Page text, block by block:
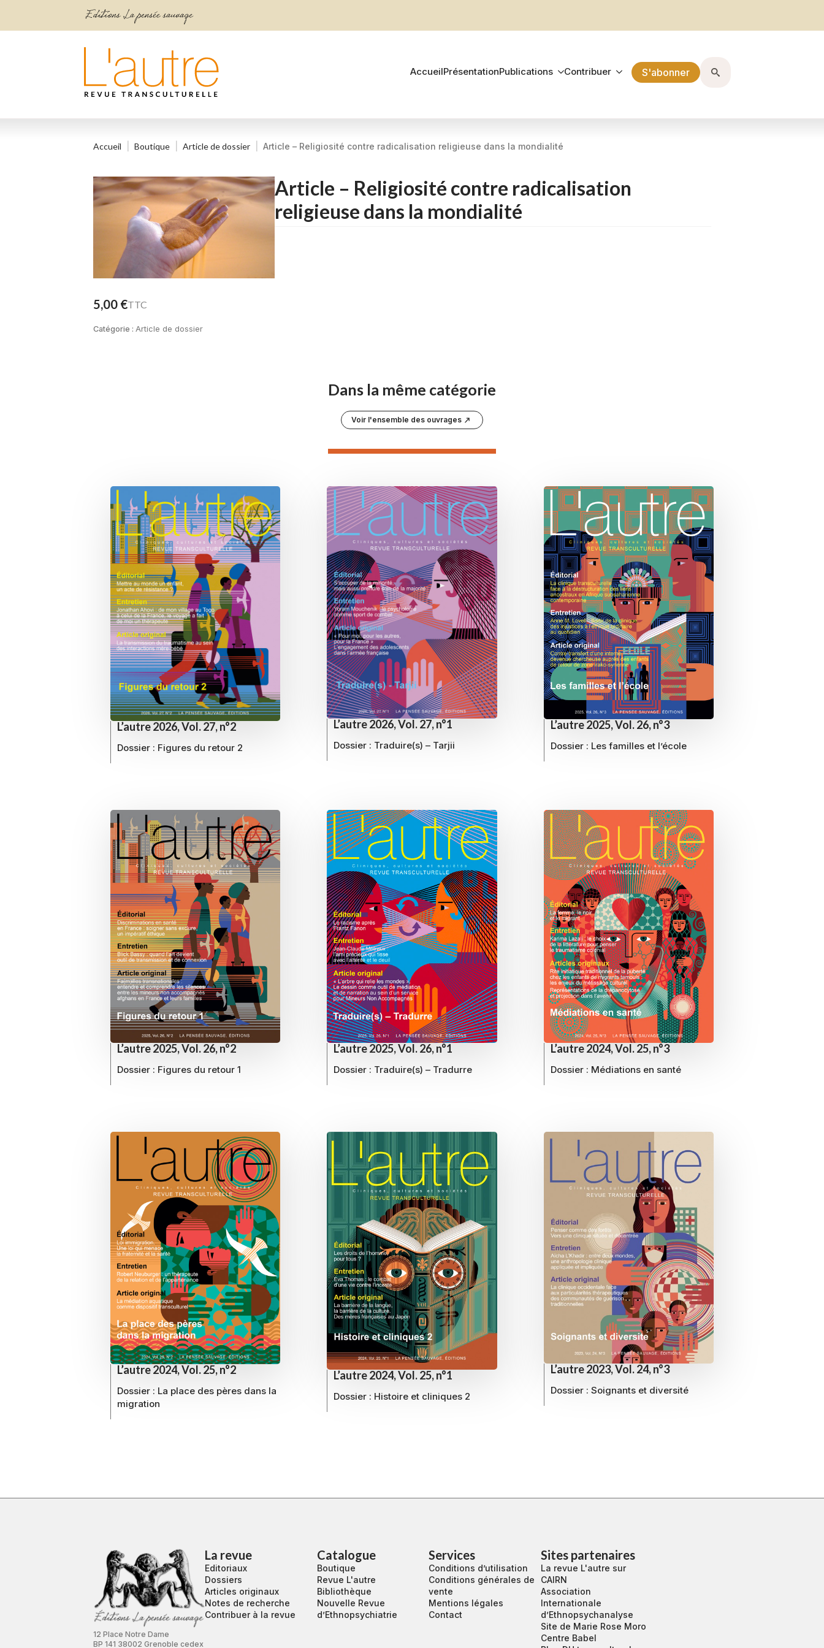
AccueilPrésentationPublications Contribuer S'abonner
Accueil Boutique Article de dossier Article – Religiosité contre radicalisation religieuse dans la mondialité
5,00 €TTC
Catégorie : Article de dossier
Article – Religiosité contre radicalisation
religieuse dans la mondialité
Dans la même catégorie
Voir l'ensemble des ouvrages
L’autre 2026, Vol. 27, n°2
Dossier : Figures du retour 2
L’autre 2026, Vol. 27, n°1
Dossier : Traduire(s) – Tarjii
L’autre 2025, Vol. 26, n°3
Dossier : Les familles et l’école
L’autre 2025, Vol. 26, n°2
Dossier : Figures du retour 1
L’autre 2025, Vol. 26, n°1
Dossier : Traduire(s) – Tradurre
L’autre 2024, Vol. 25, n°3
Dossier : Médiations en santé
L’autre 2024, Vol. 25, n°2
Dossier : La place des pères dans la
migration
L’autre 2024, Vol. 25, n°1
Dossier : Histoire et cliniques 2
L’autre 2023, Vol. 24, n°3
Dossier : Soignants et diversité
12 Place Notre Dame
BP 141 38002 Grenoble cedex
La revue
Editoriaux
Dossiers
Articles originaux
Notes de recherche
Contribuer à la revue
Catalogue
Boutique
Revue L'autre
Bibliothèque
Nouvelle Revue
d’Ethnopsychiatrie
Services
Conditions d’utilisation
Conditions générales de
vente
Mentions légales
Contact
Sites partenaires
La revue L'autre sur
CAIRN
Association
Internationale
d’Ethnopsychanalyse
Site de Marie Rose Moro
Centre Babel